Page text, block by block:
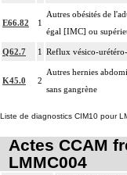
E66.82 1
Autres obésités de
égal [IMC] ou
Q62.7 1 Reflux vésico-
K45.0 2
Autres hernies
sans gangrène
Liste de diagnostics CIM10 pour
Actes CCAM
LMMC004